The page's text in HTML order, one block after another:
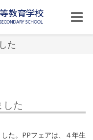
Toggle
た
した
た。PPフェアは、４年生